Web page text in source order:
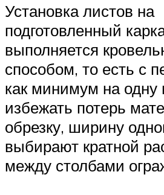
Установка листов на
подготовленный
выполняется
способом, то есть с
как минимум на одну
избежать потерь
обрезку, ширину
выбирают кратной
между столбами